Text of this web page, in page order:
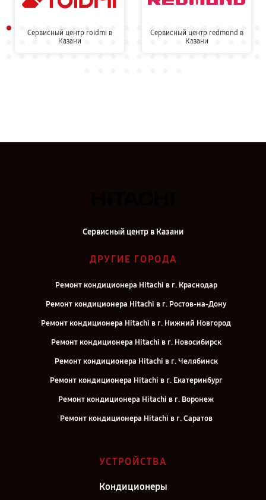
Сервисный центр roidmi в
Казани
Сервисный центр redmond в
Казани
Сервисный центр в Казани
ДРУГИЕ ГОРОДА
Ремонт кондиционера Hitachi в г. Краснодар
Ремонт кондиционера Hitachi в г. Ростов-на-Дону
Ремонт кондиционера Hitachi в г. Нижний Новгород
Ремонт кондиционера Hitachi в г. Новосибирск
Ремонт кондиционера Hitachi в г. Челябинск
Ремонт кондиционера Hitachi в г. Екатеринбург
Ремонт кондиционера Hitachi в г. Воронеж
Ремонт кондиционера Hitachi в г. Саратов
Ремонт кондиционера Hitachi в г. Киров
Ремонт кондиционера Hitachi в г. Санкт-Петербург
УСТРОЙСТВА
Кондиционеры